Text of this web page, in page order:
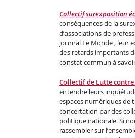
Collectif surexposition
conséquences de la
d’associations de
journal Le Monde , leur
des retards importants
constat commun à
Collectif de Lutte contre
entendre leurs
espaces numériques de
concertation par des
politique nationale. Si
rassembler sur